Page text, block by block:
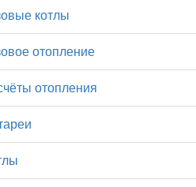
котлы
отопление
отопления